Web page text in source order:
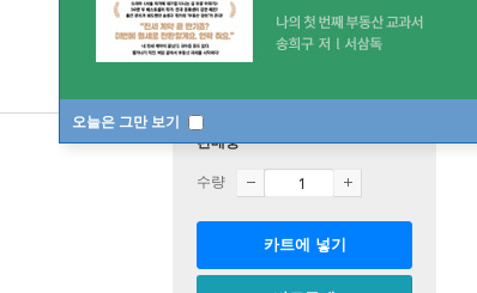
오늘은 그만 보기
판매중
수량
카트에 넣기